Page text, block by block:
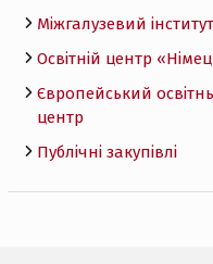
Міжгалузевий
Освітній центр
Європейський
центр
Публічні закупівлі